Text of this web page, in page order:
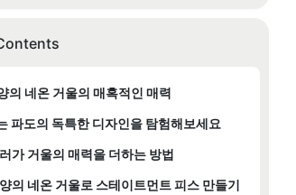
의 네온 거울의 매혹적인 매력
파도의 독특한 디자인을 탐험해보세요
가 거울의 매력을 더하는 방법
의 네온 거울로 스테이트먼트 피스 만들기